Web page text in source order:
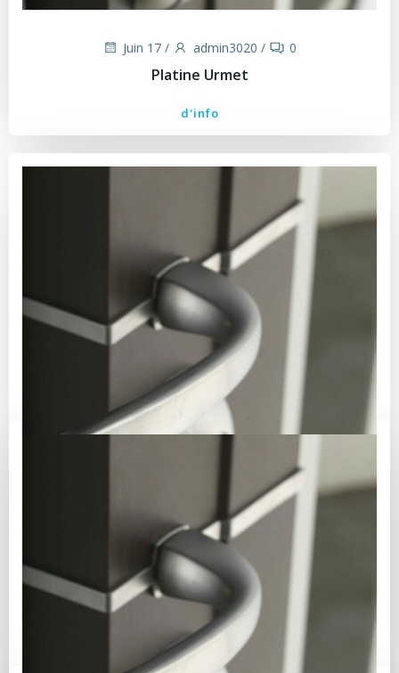
Juin 17 / admin3020 / 0
Platine Urmet
d'info
/ admin3020
Coffre-fort Carena120l
Coffre-fort grande capacité. Coffre-fort anti-
effraction La gamme de coffres-forts Carena
bénéficie d’un design élégant et épuré. Un matériau